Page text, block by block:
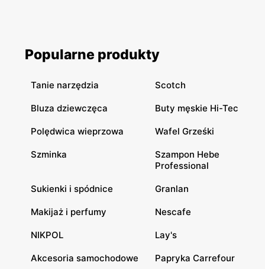
Popularne produkty
Tanie narzędzia Scotch
Bluza dziewczęca Buty męskie Hi-Tec
Polędwica wieprzowa Wafel Grześki
Szminka
Szampon Hebe
Professional
Sukienki i spódnice Granlan
Makijaż i perfumy Nescafe
NIKPOL Lay's
Akcesoria samochodowe Papryka Carrefour